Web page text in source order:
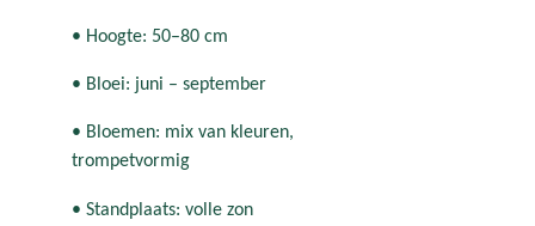
• Hoogte: 50–80 cm
• Bloei: juni – september
• Bloemen: mix van kleuren,
trompetvormig
• Standplaats: volle zon